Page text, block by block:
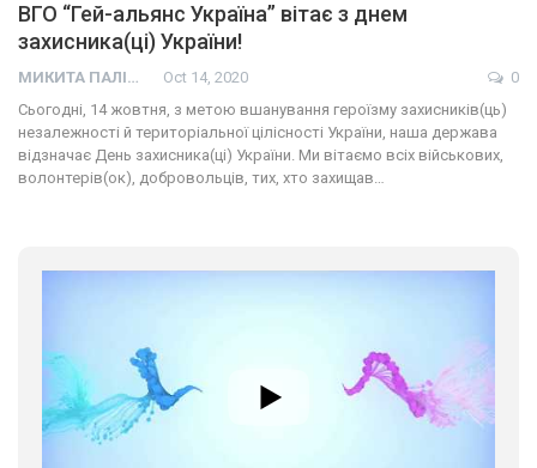
ВГО “Гей-альянс Україна” вітає з днем
захисника(ці) України!
МИКИТА ПАЛІЙ Oct 14, 2020
0
Сьогодні, 14 жовтня, з метою вшанування героїзму захисників(ць)
незалежності й територіальної цілісності України, наша держава
відзначає День захисника(ці) України. Ми вітаємо всіх військових,
волонтерів(ок), добровольців, тих, хто захищав…
01:01
В цьому році, пандемія та COVІD-19 не дали нам можливості
солідарності, приєднатися до нас. Регіональні підрозділи
ГАУ є в 16 областях України.
Разом наш голос лунає гучніше!